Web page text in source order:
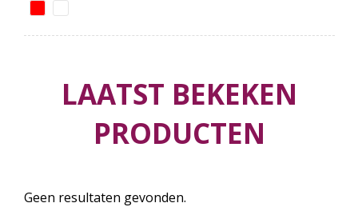
LAATST BEKEKEN
PRODUCTEN
Geen resultaten gevonden.